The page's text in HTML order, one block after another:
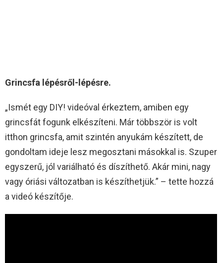
Grincsfa lépésről-lépésre.
„Ismét egy DIY! videóval érkeztem, amiben egy
grincsfát fogunk elkészíteni. Már többször is volt
itthon grincsfa, amit szintén anyukám készített, de
gondoltam ideje lesz megosztani másokkal is. Szuper
egyszerű, jól variálható és díszíthető. Akár mini, nagy
vagy óriási változatban is készíthetjük.” – tette hozzá
a videó készítője.